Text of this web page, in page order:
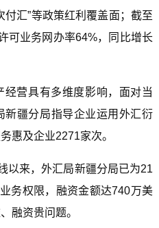
付汇”等政策红利覆盖面；截至
可业务网办率64%，同比增长
营具有多维度影响，面对当
新疆分局指导企业运用外汇衍
惠及企业2271家次。
来，外汇局新疆分局已为21
务权限，融资金额达740万美
融资贵问题。